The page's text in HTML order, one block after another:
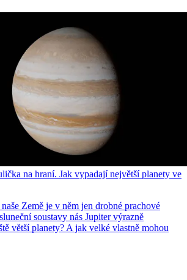
na hraní. Jak vypadají největší planety ve
Země je v něm jen drobné prachové
soustavy nás Jupiter výrazně
větší planety? A jak velké vlastně mohou